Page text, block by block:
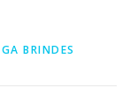
BRINDES